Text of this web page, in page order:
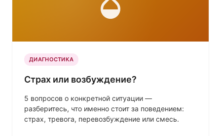
ДИАГНОСТИКА
Страх или возбуждение?
5 вопросов о конкретной ситуации —
разберитесь, что именно стоит за поведением:
страх, тревога, перевозбуждение или смесь.